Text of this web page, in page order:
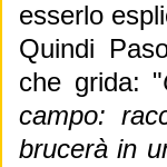
esserlo
Quindi
che grida: "
campo:
brucerà in